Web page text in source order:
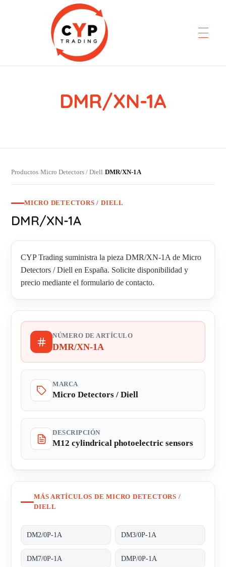
CYP Trading
Professionelle ErsatzteilbeschaffungDMR/XN-1A
Productos›Micro Detectors / Diell›DMR/XN-1A
MICRO DETECTORS / DIELL
DMR/XN-1A
CYP Trading suministra la pieza DMR/XN-1A de Micro
Detectors / Diell en España. Solicite disponibilidad y
precio mediante el formulario de contacto.
NÚMERO DE ARTÍCULO
DMR/XN-1A
MARCA
Micro Detectors / Diell
DESCRIPCIÓN
M12 cylindrical photoelectric sensors
MÁS ARTÍCULOS DE MICRO DETECTORS /
DIELL
DM2/0P-1A DM3/0P-1A
DM7/0P-1A DMP/0P-1A